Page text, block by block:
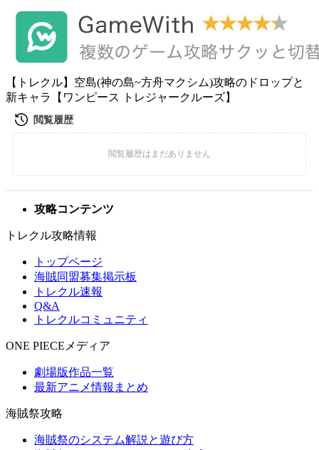
【トレクル】空島(神の島~方舟マクシム)攻略のドロップと
新キャラ【ワンピース トレジャークルーズ】
攻略コンテンツ
トレクル攻略情報
トップページ
海賊同盟募集掲示板
トレクル速報
Q&A
トレクルコミュニティ
ONE PIECEメディア
劇場版作品一覧
最新アニメ情報まとめ
海賊祭攻略
海賊祭のシステム解説と遊び方